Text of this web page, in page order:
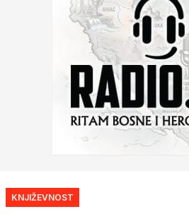
KNJIŽEVNOST